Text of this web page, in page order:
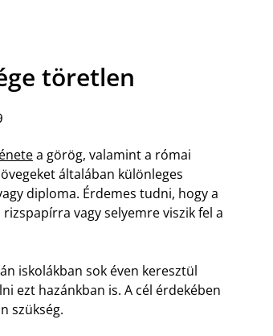
töretlen
a görög, valamint a római
általában különleges
diploma. Érdemes tudni, hogy a
vagy selyemre viszik fel a
iskolákban sok éven keresztül
ezt hazánkban is. A cél érdekében
szükség.